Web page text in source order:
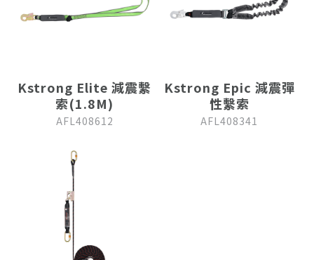
Kstrong Elite 減震繫
索(1.8M)
AFL408612
Kstrong Epic 減震彈
性繫索
AFL408341